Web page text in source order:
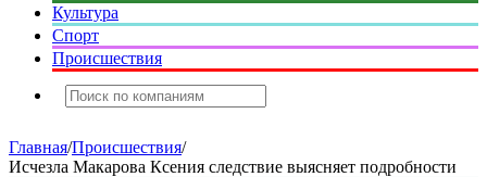
Культура
Спорт
Происшествия
Главная/Происшествия/
Исчезла Макарова Ксения следствие выясняет подробности